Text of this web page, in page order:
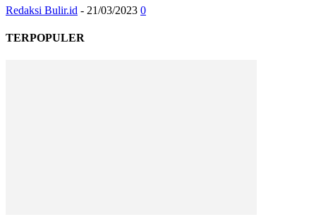
Redaksi Bulir.id - 21/03/2023 0
TERPOPULER